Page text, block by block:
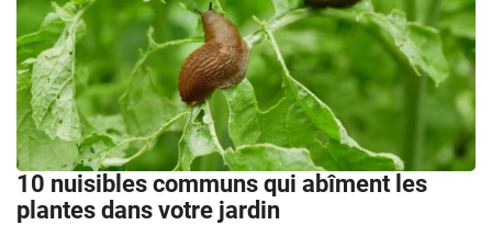
10 nuisibles communs qui abîment les
plantes dans votre jardin